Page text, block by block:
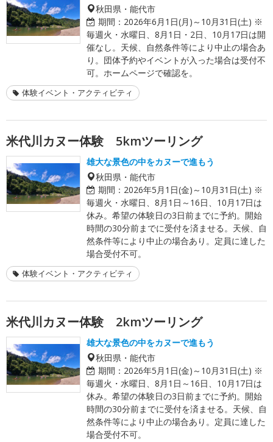
秋田県・能代市
期間： 2026年6月1日(月)～10月31日(土) ※
毎週火・水曜日、8月1日・2日、10月17日は開
催なし。天候、自然条件等により中止の場合あ
り。団体予約やイベントが入った場合は受付不
可。ホームページで確認を。
体験イベント・アクティビティ
米代川カヌー体験 5kmツーリング
雄大な景色の中をカヌーで進もう
秋田県・能代市
期間： 2026年5月1日(金)～10月31日(土) ※
毎週火・水曜日、8月1日～16日、10月17日は
休み。希望の体験日の3日前までに予約。開始
時間の30分前までに受付を済ませる。天候、自
然条件等により中止の場合あり。定員に達した
場合受付不可。
体験イベント・アクティビティ
米代川カヌー体験 2kmツーリング
雄大な景色の中をカヌーで進もう
秋田県・能代市
期間： 2026年5月1日(金)～10月31日(土) ※
毎週火・水曜日、8月1日～16日、10月17日は
休み。希望の体験日の3日前までに予約。開始
時間の30分前までに受付を済ませる。天候、自
然条件等により中止の場合あり。定員に達した
場合受付不可。